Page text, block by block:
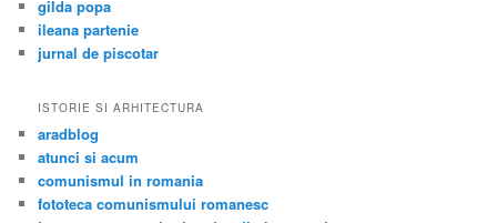
gilda popa
ileana partenie
jurnal de piscotar
ISTORIE SI ARHITECTURA
aradblog
atunci si acum
comunismul in romania
fototeca comunismului romanesc